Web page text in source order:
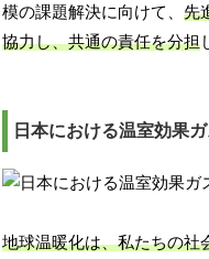
模の課題解決に向けて、先
協力し、共通の責任を分担
日本における温室効果
地球温暖化は、私たちの社